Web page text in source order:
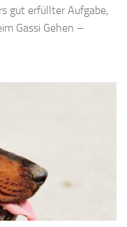
gut erfüllter Aufgabe,
Gassi Gehen –